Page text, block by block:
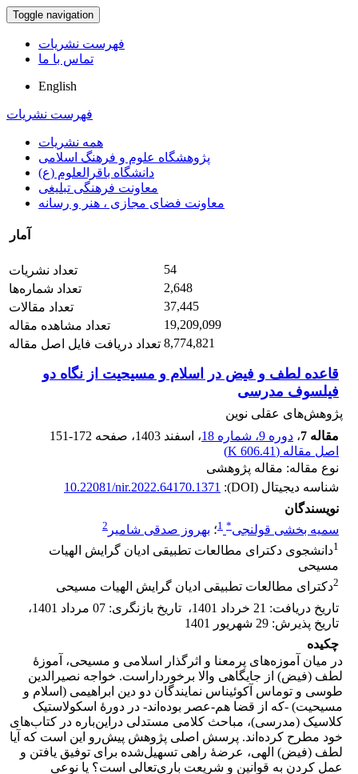
Toggle navigation
فهرست نشریات
تماس با ما
English
فهرست نشریات
همه نشریات
پژوهشگاه علوم و فرهنگ اسلامی
دانشگاه باقرالعلوم (ع)
معاونت فرهنگی تبلیغی
معاونت فضای مجازی ، هنر و رسانه
آمار
تعداد نشریات
54
تعداد شماره‌ها
2,648
تعداد مقالات
37,445
تعداد مشاهده مقاله
19,209,099
تعداد دریافت فایل اصل مقاله 8,774,821
قاعده لطف و فیض در اسلام و مسیحیت از نگاه دو
فیلسوف مدرسی
پژوهش‌های عقلی نوین
مقاله 7
، دوره 9، شماره 18 ، اسفند 1403 ، صفحه 151-172
اصل مقاله (606.41 K
)
نوع مقاله: مقاله پژوهشی
شناسه دیجیتال (DOI):
10.22081/nir.2022.64170.1371
نویسندگان
سمیه بخشی قولنجی*
1؛ بهروز صدقی شامیر 2
1دانشجوی دکترای مطالعات تطبیقی ادیان گرایش الهیات
مسیحی
2دکترای مطالعات تطبیقی ادیان گرایش الهیات مسیحی
تاریخ دریافت: 21 خرداد 1401 ، تاریخ بازنگری: 07 مرداد 1401
،
تاریخ پذیرش: 29 شهریور 1401
چکیده
در میان آموزه‌های پرمعنا و اثرگذار اسلامی و مسیحی، آموزۀ
لطف (فیض) از جایگاهی والا برخورداراست. خواجه نصیرالدین
طوسی و توماس آکوئیناس نمایندگان دو دین ابراهیمی (اسلام و
مسیحیت) -که از قضا هم-عصر بوده‌اند- ‌در دورۀ اسکولاستیک
کلاسیک (مدرسی)، مباحث کلامی مستدلی دراین‌باره در کتاب‌های
خود‌ مطرح کرده‌اند. پرسش اصلی پژوهش پیش‌رو این است که آیا
لطف (فیض) الهی، عرضۀ راهی تسهیل‌شده برای توفیق یافتن و
عمل کردن به قوانین و شریعت باری‌تعالی ‌است؟ یا نوعی